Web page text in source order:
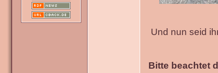
Und nun seid
Bitte beachtet